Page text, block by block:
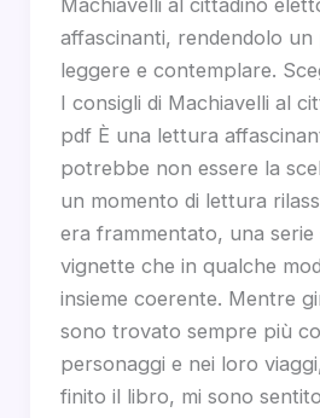
affascinanti, rendendolo un
leggere e contemplare.
I consigli di Machiavelli al
pdf È una lettura
potrebbe non essere la
un momento di lettura
era frammentato, una serie
vignette che in qualche
insieme coerente. Mentre
sono trovato sempre più
personaggi e nei loro
finito il libro, mi sono